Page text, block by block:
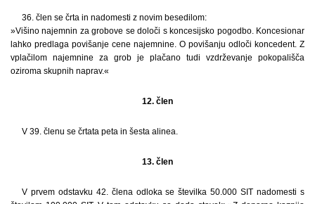
36. člen se črta in nadomesti z novim besedilom:
»Višino najemnin za grobove se določi s koncesijsko pogodbo. Koncesionar
lahko predlaga povišanje cene najemnine. O povišanju odloči koncedent. Z
vplačilom najemnine za grob je plačano tudi vzdrževanje pokopališča
oziroma skupnih naprav.«
12. člen
V 39. členu se črtata peta in šesta alinea.
13. člen
V prvem odstavku 42. člena odloka se številka 50.000 SIT nadomesti s